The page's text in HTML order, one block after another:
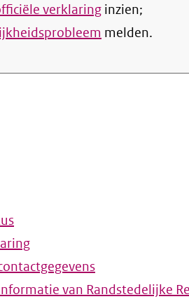
verklaring inzien;
melden.
van Randstedelijke